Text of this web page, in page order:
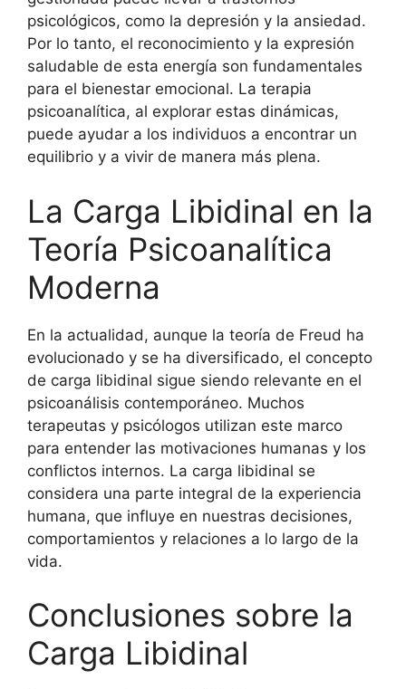
psicológicos, como la depresión y la ansiedad.
Por lo tanto, el reconocimiento y la expresión
saludable de esta energía son fundamentales
para el bienestar emocional. La terapia
psicoanalítica, al explorar estas dinámicas,
puede ayudar a los individuos a encontrar un
equilibrio y a vivir de manera más plena.
La Carga Libidinal en la
Teoría Psicoanalítica
Moderna
En la actualidad, aunque la teoría de Freud ha
evolucionado y se ha diversificado, el concepto
de carga libidinal sigue siendo relevante en el
psicoanálisis contemporáneo. Muchos
terapeutas y psicólogos utilizan este marco
para entender las motivaciones humanas y los
conflictos internos. La carga libidinal se
considera una parte integral de la experiencia
humana, que influye en nuestras decisiones,
comportamientos y relaciones a lo largo de la
vida.
Conclusiones sobre la
Carga Libidinal